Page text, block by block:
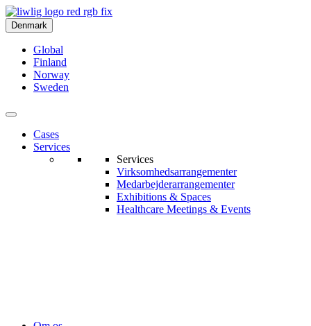
Denmark
Global
Finland
Norway
Sweden
Cases
Services
Services
Virksomhedsarrangementer
Medarbejderarrangementer
Exhibitions & Spaces
Healthcare Meetings & Events